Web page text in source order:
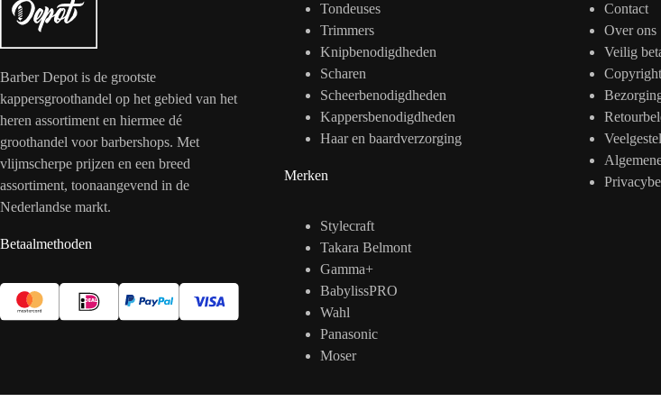
Barber Depot is de grootste
kappersgroothandel op het gebied van het
heren assortiment en hiermee dé
groothandel voor barbershops. Met
vlijmscherpe prijzen en een breed
assortiment, toonaangevend in de
Nederlandse markt.
Betaalmethoden
Tondeuses
Trimmers
Knipbenodigdheden
Scharen
Scheerbenodigdheden
Kappersbenodigdheden
Haar en baardverzorging
Merken
Stylecraft
Takara Belmont
Gamma+
BabylissPRO
Wahl
Panasonic
Moser
Contact
Over ons
Veilig